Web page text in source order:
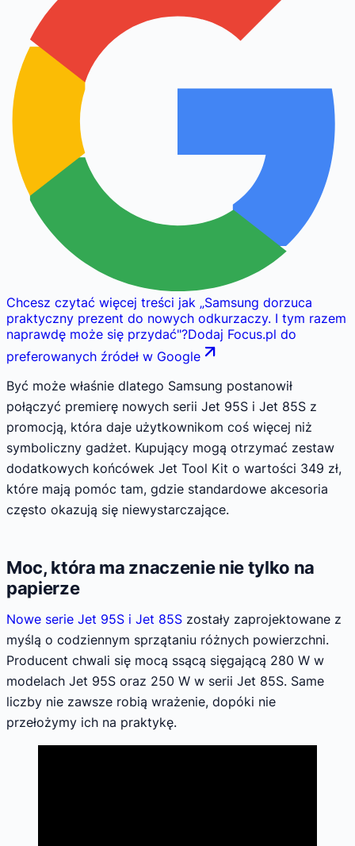
Chcesz czytać więcej treści jak „Samsung dorzuca
praktyczny prezent do nowych odkurzaczy. I tym razem
naprawdę może się przydać"?Dodaj Focus.pl do
preferowanych źródeł w Google
Być może właśnie dlatego Samsung postanowił
połączyć premierę nowych serii Jet 95S i Jet 85S z
promocją, która daje użytkownikom coś więcej niż
symboliczny gadżet. Kupujący mogą otrzymać zestaw
dodatkowych końcówek Jet Tool Kit o wartości 349 zł,
które mają pomóc tam, gdzie standardowe akcesoria
często okazują się niewystarczające.
Moc, która ma znaczenie nie tylko na
papierze
Nowe serie Jet 95S i Jet 85S zostały zaprojektowane z
myślą o codziennym sprzątaniu różnych powierzchni.
Producent chwali się mocą ssącą sięgającą 280 W w
modelach Jet 95S oraz 250 W w serii Jet 85S. Same
liczby nie zawsze robią wrażenie, dopóki nie
przełożymy ich na praktykę.